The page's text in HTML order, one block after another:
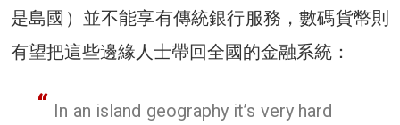
是島國）並不能享有傳統銀行服務，數碼貨幣則
有望把這些邊緣人士帶回全國的金融系統：
In an island geography it’s very hard